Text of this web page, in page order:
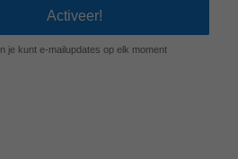
je kunt e-mailupdates op elk moment